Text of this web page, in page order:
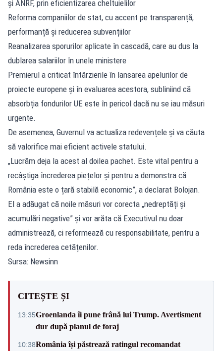
și ANRF, prin eficientizarea cheltuielilor
Reforma companiilor de stat, cu accent pe transparență,
performanță și reducerea subvențiilor
Reanalizarea sporurilor aplicate în cascadă, care au dus la
dublarea salariilor în unele ministere
Premierul a criticat întârzierile în lansarea apelurilor de
proiecte europene și în evaluarea acestora, subliniind că
absorbția fondurilor UE este în pericol dacă nu se iau măsuri
urgente.
De asemenea, Guvernul va actualiza redevențele și va căuta
să valorifice mai eficient activele statului.
„Lucrăm deja la acest al doilea pachet. Este vital pentru a
recâștiga încrederea piețelor și pentru a demonstra că
România este o țară stabilă economic”, a declarat Bolojan.
El a adăugat că noile măsuri vor corecta „nedreptăți și
acumulări negative” și vor arăta că Executivul nu doar
administrează, ci reformează cu responsabilitate, pentru a
reda încrederea cetățenilor.
Sursa: Newsinn
CITEȘTE ȘI
13:35Groenlanda îi pune frână lui Trump. Avertisment
dur după planul de foraj
10:38România își păstrează ratingul recomandat